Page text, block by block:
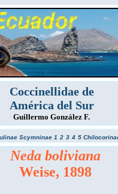
Coccinellidae de
América del Sur
Guillermo González F.
Scymninae 1 2 3 4 5
Neda boliviana
Weise, 1898